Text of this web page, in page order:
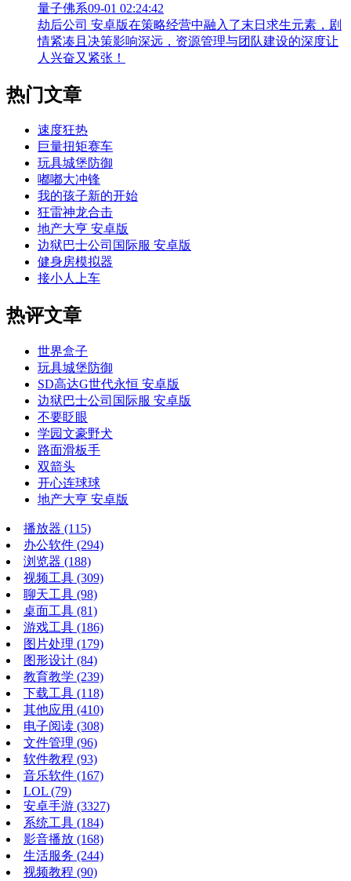
量子佛系09-01 02:24:42
劫后公司 安卓版在策略经营中融入了末日求生元素，剧
情紧凑且决策影响深远，资源管理与团队建设的深度让
人兴奋又紧张！
热门文章
速度狂热
巨量扭矩赛车
玩具城堡防御
嘟嘟大冲锋
我的孩子新的开始
狂雷神龙合击
地产大亨 安卓版
边狱巴士公司国际服 安卓版
健身房模拟器
接小人上车
热评文章
世界盒子
玩具城堡防御
SD高达G世代永恒 安卓版
边狱巴士公司国际服 安卓版
不要眨眼
学园文豪野犬
路面滑板手
双箭头
开心连球球
地产大亨 安卓版
播放器 (115)
办公软件 (294)
浏览器 (188)
视频工具 (309)
聊天工具 (98)
桌面工具 (81)
游戏工具 (186)
图片处理 (179)
图形设计 (84)
教育教学 (239)
下载工具 (118)
其他应用 (410)
电子阅读 (308)
文件管理 (96)
软件教程 (93)
音乐软件 (167)
LOL (79)
安卓手游 (3327)
系统工具 (184)
影音播放 (168)
生活服务 (244)
视频教程 (90)